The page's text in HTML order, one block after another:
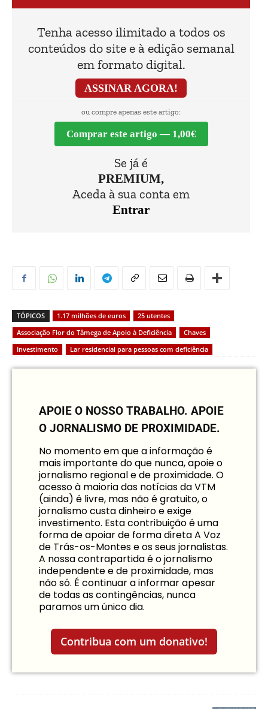
Tenha acesso ilimitado a todos os
conteúdos do site e à edição semanal
em formato digital.
ASSINAR AGORA!
ou compre apenas este artigo:
Comprar este artigo — 1,00€
Se já é
PREMIUM,
Aceda à sua conta em
Entrar
TÓPICOS 1.17 milhões de euros
25 utentes
Associação Flor do Tâmega de Apoio à Deficiência
Chaves
Investimento
Lar residencial para pessoas com deficiência
APOIE O NOSSO TRABALHO. APOIE
O JORNALISMO DE PROXIMIDADE.
No momento em que a informação é
mais importante do que nunca, apoie o
jornalismo regional e de proximidade. O
acesso à maioria das notícias da VTM
(ainda) é livre, mas não é gratuito, o
jornalismo custa dinheiro e exige
investimento. Esta contribuição é uma
forma de apoiar de forma direta A Voz
de Trás-os-Montes e os seus jornalistas.
A nossa contrapartida é o jornalismo
independente e de proximidade, mas
não só. É continuar a informar apesar
de todas as contingências, nunca
paramos um único dia.
Contribua com um donativo!